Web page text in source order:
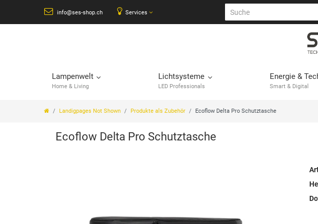
info@ses-shop.ch Services
Lampenwelt
Home & Living
Lichtsysteme
LED Professionals
Energie &
Smart & Digital
Landigpages Not Shown Produkte als Zubehör Ecoflow Delta Pro Schutztasche
Ecoflow Delta Pro Schutztasche